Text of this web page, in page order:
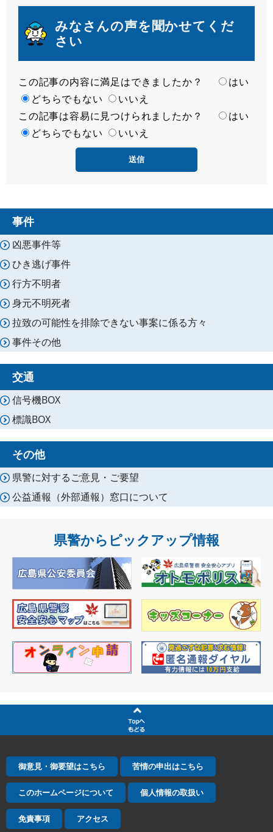
みなさんの声を聞かせてくだ
さい
満
足
度
この記事の内容に満足はできましたか？
はい
どちらでもない
いいえ
容
易
この記事は容易に見つけられましたか？
はい
どちらでもない
いいえ
事件
凶悪事件等
ひき逃げ事件
行方不明者
身元不明死者
拉致の可能性を排除できない事案に係る方々
事件その他
交通
信号機BOX
標識BOX
その他
県警に対するご意見・ご要望
公益通報（外部通報）窓口について
県警からピックアップ情報
御意見・御要望はこちら 苦情の申出はこちら
このホームページについて 個人情報の取扱い
免責事項 アクセス